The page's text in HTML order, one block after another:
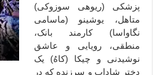
پزشکی (ریوهی سوزوکی)
متاهل، یوشینو (ماسامی
نگاواسا) کارمند بانک،
منطقی، رویایی و عاشق
نوشیدنی و چیکا (کاهُ) یک
دختر شاداب و سرزنده که در